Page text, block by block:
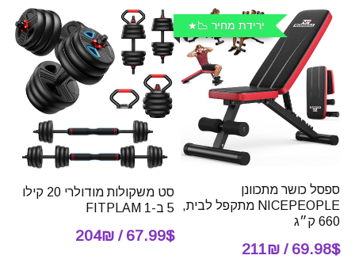
ירידת מחיר 📉
ספסל כושר מתכוונן
NICEPEOPLE מתקפל לבית,
660 ק״ג
69.98$ / 211₪
סט משקולות מודולרי 20 קילו
5 ב-1 FITPLAM
67.99$ / 204₪